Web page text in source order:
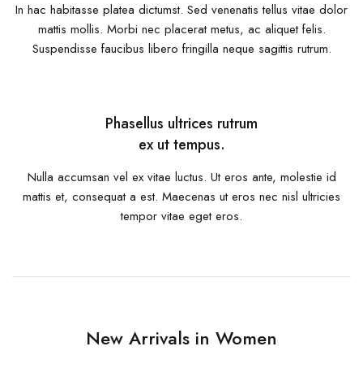
In hac habitasse platea dictumst. Sed venenatis tellus vitae dolor
mattis mollis. Morbi nec placerat metus, ac aliquet felis.
Suspendisse faucibus libero fringilla neque sagittis rutrum.
Phasellus ultrices rutrum
ex ut tempus.
Nulla accumsan vel ex vitae luctus. Ut eros ante, molestie id
mattis et, consequat a est. Maecenas ut eros nec nisl ultricies
tempor vitae eget eros.
New Arrivals in Women